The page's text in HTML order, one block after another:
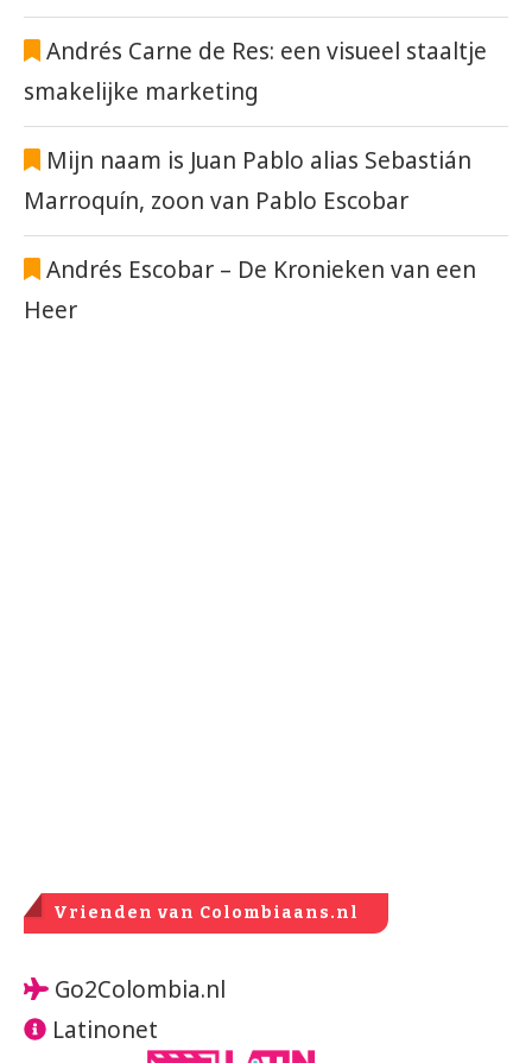
Andrés Carne de Res: een visueel staaltje
smakelijke marketing
Mijn naam is Juan Pablo alias Sebastián
Marroquín, zoon van Pablo Escobar
Andrés Escobar – De Kronieken van een
Heer
Vrienden van Colombiaans.nl
Go2Colombia.nl
Latinonet